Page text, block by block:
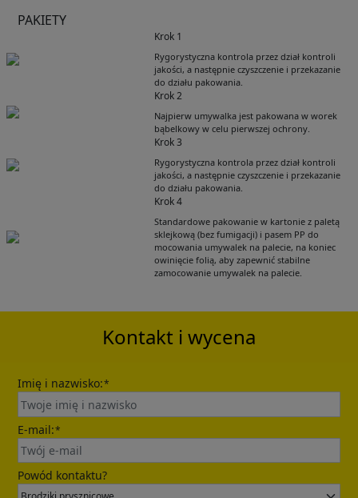
PAKIETY
Krok 1
Rygorystyczna kontrola przez dział kontroli
jakości, a następnie czyszczenie i przekazanie
do działu pakowania.
Krok 2
Najpierw umywalka jest pakowana w worek
bąbelkowy w celu pierwszej ochrony.
Krok 3
Rygorystyczna kontrola przez dział kontroli
jakości, a następnie czyszczenie i przekazanie
do działu pakowania.
Krok 4
Standardowe pakowanie w kartonie z paletą
sklejkową (bez fumigacji) i pasem PP do
mocowania umywalek na palecie, na koniec
owinięcie folią, aby zapewnić stabilne
zamocowanie umywalek na palecie.
Get Catalogue
Please leave your contact information,the
catalogue will be sent to your mailbox
Send
Kontakt i wycena
Imię i nazwisko:*
E-mail:*
Powód kontaktu?